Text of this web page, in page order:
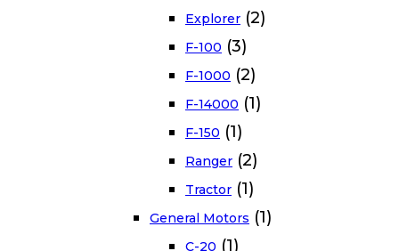
Explorer (2)
F-100 (3)
F-1000 (2)
F-14000 (1)
F-150 (1)
Ranger (2)
Tractor (1)
General Motors (1)
C-20 (1)